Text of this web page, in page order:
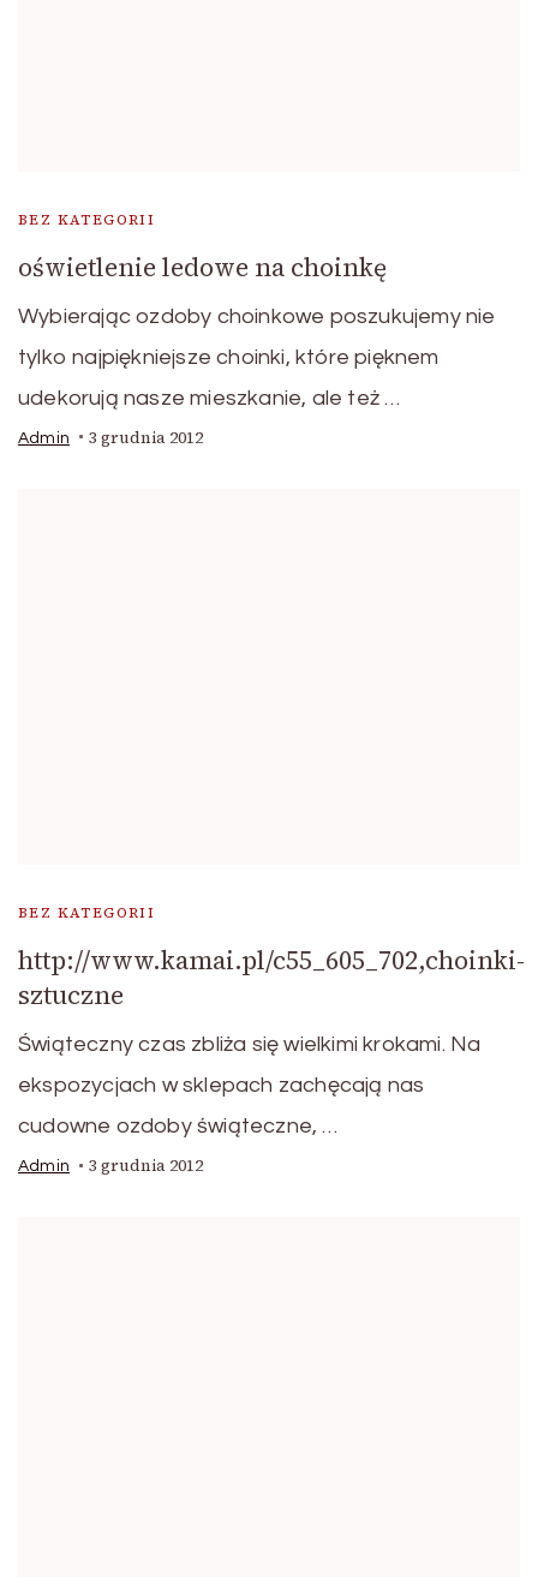
BEZ KATEGORII
oświetlenie ledowe na choinkę
Wybierając ozdoby choinkowe poszukujemy nie
tylko najpiękniejsze choinki, które pięknem
udekorują nasze mieszkanie, ale też …
Admin 3 grudnia 2012
BEZ KATEGORII
http://www.kamai.pl/c55_605_702,choinki-
sztuczne
Świąteczny czas zbliża się wielkimi krokami. Na
ekspozycjach w sklepach zachęcają nas
cudowne ozdoby świąteczne, …
Admin 3 grudnia 2012